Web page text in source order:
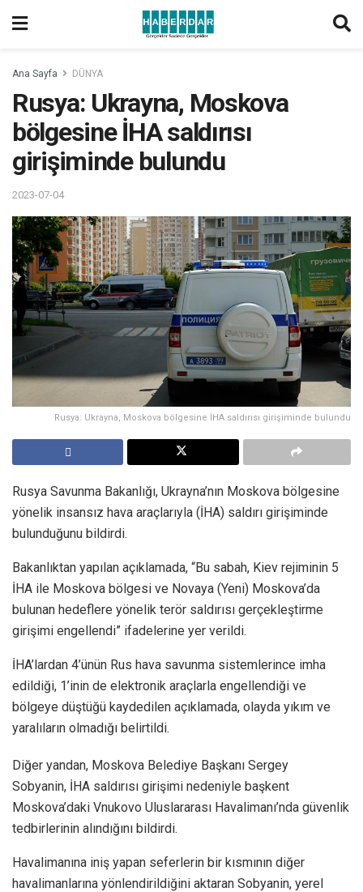
Ana Sayfa DÜNYA
Rusya: Ukrayna, Moskova
bölgesine İHA saldırısı
girişiminde bulundu
2023-07-04
Rusya: Ukrayna, Moskova bölgesine İHA saldırısı girişiminde bulundu
Rusya Savunma Bakanlığı, Ukrayna’nın Moskova bölgesine
yönelik insansız hava araçlarıyla (İHA) saldırı girişiminde
bulunduğunu bildirdi.
Bakanlıktan yapılan açıklamada, “Bu sabah, Kiev rejiminin 5
İHA ile Moskova bölgesi ve Novaya (Yeni) Moskova’da
bulunan hedeflere yönelik terör saldırısı gerçekleştirme
girişimi engellendi” ifadelerine yer verildi.
İHA’lardan 4’ünün Rus hava savunma sistemlerince imha
edildiği, 1’inin de elektronik araçlarla engellendiği ve
bölgeye düştüğü kaydedilen açıklamada, olayda yıkım ve
yaralıların olmadığı belirtildi.
Diğer yandan, Moskova Belediye Başkanı Sergey
Sobyanin, İHA saldırısı girişimi nedeniyle başkent
Moskova’daki Vnukovo Uluslararası Havalimanı’nda güvenlik
tedbirlerinin alındığını bildirdi.
Havalimanına iniş yapan seferlerin bir kısmının diğer
havalimanlarına yönlendirildiğini aktaran Sobyanin, yerel